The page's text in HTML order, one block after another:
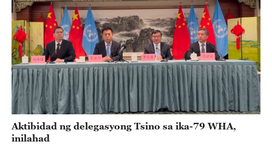
Aktibidad ng delegasyong Tsino sa ika-79 WHA,
inilahad